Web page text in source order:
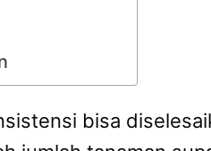
bisa